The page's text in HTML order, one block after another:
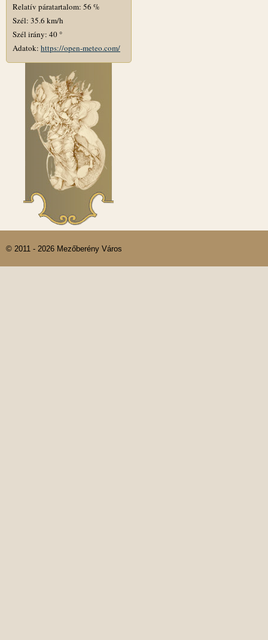
Relatív páratartalom: 56 %
Szél: 35.6 km/h
Szél irány: 40 °
Adatok: https://open-meteo.com/
© 2011 - 2026 Mezőberény Város